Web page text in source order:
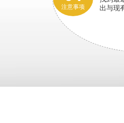
注意事项
出与现